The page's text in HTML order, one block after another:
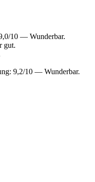
10 — Wunderbar.
gut.
9,2/10 — Wunderbar.